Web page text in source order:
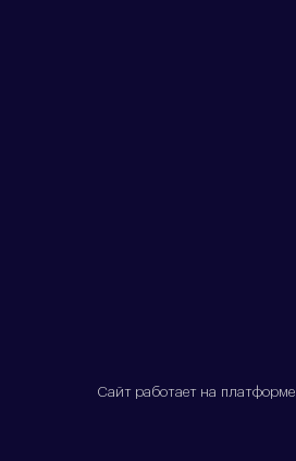
Сайт работает на платформе